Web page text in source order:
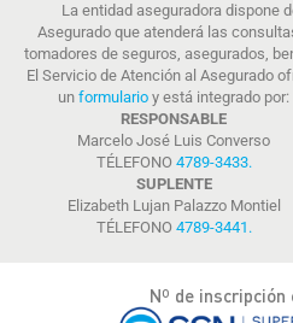
La entidad aseguradora dispone
Asegurado que atenderá las
tomadores de seguros, asegurados,
El Servicio de Atención al Asegurado
un formulario y está integrado por:
RESPONSABLE
Marcelo José Luis Converso
TÉLEFONO 4789-3433.
SUPLENTE
Elizabeth Lujan Palazzo Montiel
TÉLEFONO 4789-3441 .
Nº de inscripción